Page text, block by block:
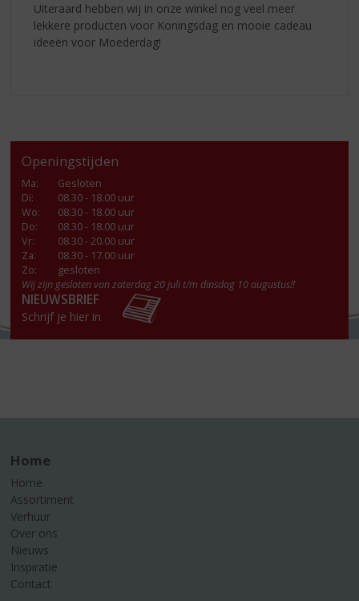
Uiteraard hebben wij in onze winkel nog veel meer
lekkere producten voor Koningsdag en mooie cadeau
ideeën voor Moederdag!
Openingstijden
Ma:
Gesloten
Di:
08.30 - 18.00 uur
Wo:
08.30 - 18.00 uur
Do:
08.30 - 18.00 uur
Vr:
08.30 - 20.00 uur
Za:
08.30 - 17.00 uur
Zo:
gesloten
Wij zijn gesloten van zaterdag 20 juli t/m dinsdag 10 augustus!!
NIEUWSBRIEF
Schrijf je hier in
Home
Home
Assortiment
Verhuur
Over ons
Nieuws
Inspiratie
Contact